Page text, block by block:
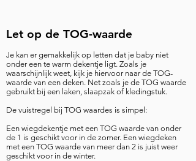
Let op de TOG-waarde
Je kan er gemakkelijk op letten dat je baby niet
onder een te warm dekentje ligt. Zoals je
waarschijnlijk weet, kijk je hiervoor naar de TOG-
waarde van een deken. Net zoals je de TOG waarde
gebruikt bij een laken, slaapzak of kledingstuk.
De vuistregel bij TOG waardes is simpel:
Een wiegdekentje met een TOG waarde van onder
de 1 is geschikt voor in de zomer. Een wiegdeken
met een TOG waarde van meer dan 2 is juist weer
geschikt voor in de winter.